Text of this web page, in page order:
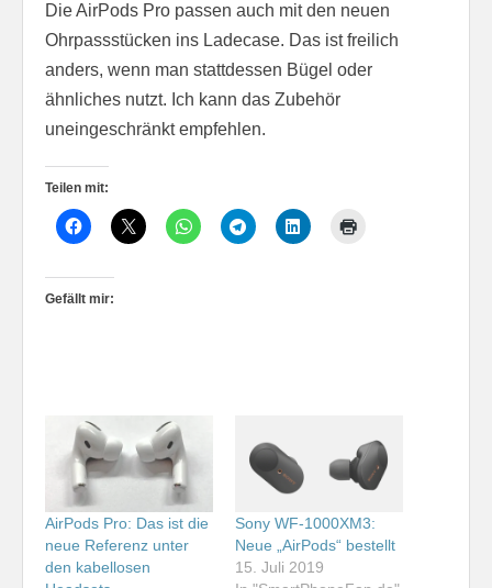
Die AirPods Pro passen auch mit den neuen
Ohrpassstücken ins Ladecase. Das ist freilich
anders, wenn man stattdessen Bügel oder
ähnliches nutzt. Ich kann das Zubehör
uneingeschränkt empfehlen.
Teilen mit:
Gefällt mir:
AirPods Pro: Das ist die
neue Referenz unter
den kabellosen
Sony WF-1000XM3:
Neue „AirPods“ bestellt
15. Juli 2019